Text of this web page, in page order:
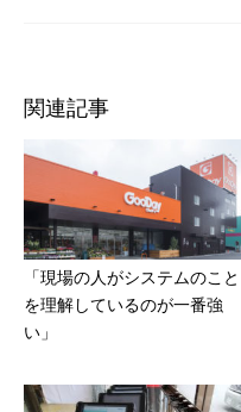
関連記事
「現場の人がシステムのこと
を理解しているのが一番強
い」